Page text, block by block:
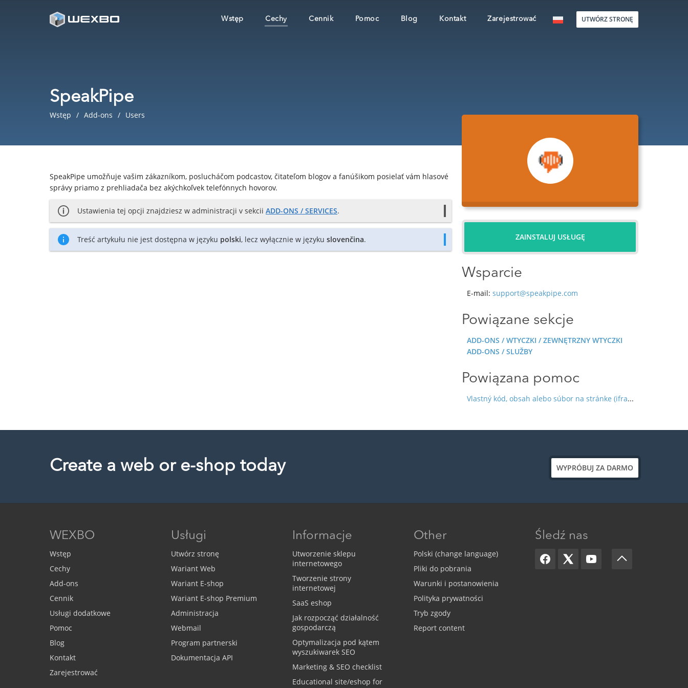
Wstęp Cechy Cennik Pomoc Blog Kontakt Zarejestrować UTWÓRZ STRONĘ
SpeakPipe
Wstęp Add-ons Users
SpeakPipe umožňuje vašim zákazníkom, poslucháčom podcastov, čitateľom blogov a fanúšikom posielať vám hlasové
správy priamo z prehliadača bez akýchkoľvek telefónnych hovorov.
Ustawienia tej opcji znajdziesz w administracji v sekcii ADD-ONS / SERVICES.
Treść artykułu nie jest dostępna w języku polski, lecz wyłącznie w języku slovenčina. ZAINSTALUJ USŁUGĘ
Wsparcie
E-mail: support@speakpipe.com
Powiązane sekcje
ADD-ONS / WTYCZKI / ZEWNĘTRZNY WTYCZKI
ADD-ONS / SLUŽBY
Powiązana pomoc
Vlastný kód, obsah alebo súbor na stránke (iframe, HTML, JavaScript)
Create a web or e-shop today WYPRÓBUJ ZA DARMO
WEXBO
Wstęp
Cechy
Add-ons
Cennik
Usługi dodatkowe
Pomoc
Blog
Kontakt
Zarejestrować
Usługi
Utwórz stronę
Wariant Web
Wariant E-shop
Wariant E-shop Premium
Administracja
Webmail
Program partnerski
Dokumentacja API
Informacje
Utworzenie sklepu
internetowego
Tworzenie strony
internetowej
SaaS eshop
Jak rozpocząć działalność
gospodarczą
Optymalizacja pod kątem
wyszukiwarek SEO
Marketing & SEO checklist
Educational site/eshop for
Other
Polski (change language)
Pliki do pobrania
Warunki i postanowienia
Polityka prywatności
Tryb zgody
Report content
Śledź nas